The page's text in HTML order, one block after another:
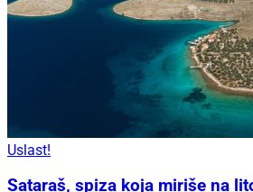
Uslast!
Sataraš, spiza koja miriše na